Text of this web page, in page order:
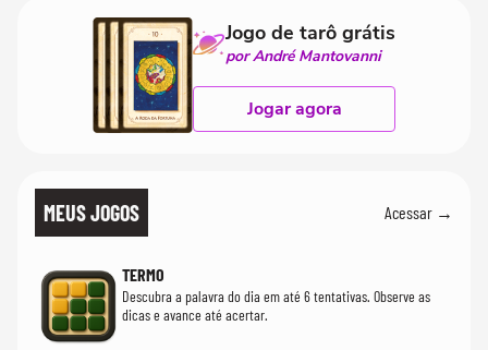
Jogo de tarô grátis
por André Mantovanni
Jogar agora
MEUS JOGOS Acessar →
TERMO
Descubra a palavra do dia em até 6 tentativas. Observe as
dicas e avance até acertar.